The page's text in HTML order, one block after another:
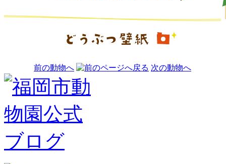
前の動物へ 次の動物へ